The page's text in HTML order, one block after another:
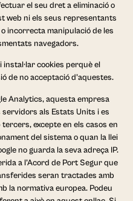
el seu dret a eliminació o
web ni els seus representants
incorrecta manipulació de les
navegadors.
cookies perquè el
de no acceptació d’aquestes.
Analytics, aquesta empresa
servidors als Estats Units i es
excepte en els casos en
del sistema o quan la llei
no guarda la seva adreça IP.
a l’Acord de Port Segur que
seran tractades amb
la normativa europea. Podeu